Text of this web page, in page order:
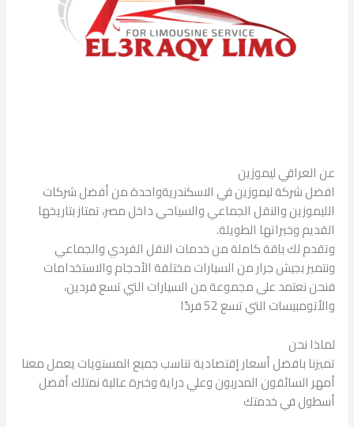
عن العراقي ليموزين
افضل شركة ليموزين في الاسكندريةواحدة من أفضل شركات
الليموزين والنقل الجماعي والسياحي داخل مصر، تمتاز بتاريخها
القديم وخبراتها الطويلة.
وتقدم لك باقة كاملة من خدمات النقل الفردي والجماعي
ونتميز بجيش جرار من السيارات مختلفة الأحجام والاستخدامات
فنحن نعتمد على مجموعة من السيارات التي تسع فردين،
والأتومبيسات التي تسع 52 فردًا
لماذا نحن
تميزنا بافضل أسعار إقتصادية تناسب جميع المستويات يعمل معنا
أمهر السائقون المدربون وعلي دراية وخبرة عالية نمتلك أفضل
أسطول في خدمتك